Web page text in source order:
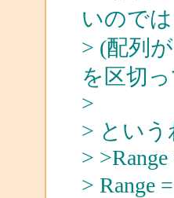
いのでは
> (配列
を区切
>
> という
>
> Range